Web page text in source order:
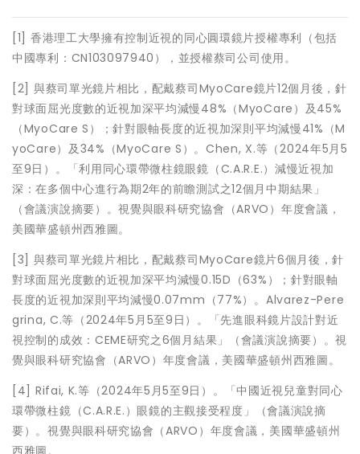
[1] 香港理工大學擁有控制近視的同心圓環鏡片授權專利（包括
中國專利：CN103097940），並授權蔡司公司使用。
[2] 與蔡司單光鏡片相比，配戴蔡司MyoCare鏡片12個月後，針
對球面屈光度數的近視加深平均減慢48%（MyoCare）及45%
（MyoCare S）；針對眼軸長度的近視加深則平均減慢41%（M
yoCare）及34%（MyoCare S）。Chen, X.等（2024年5月5
至9日）。「利用同心環帶微柱鏡眼鏡（C.A.R.E.）減慢近視加
深：在多個中心進行為期2年的前瞻測試之12個月中期結果」
（會議演說摘要）。視覺與眼科研究協會（ARVO）年度會議，
美國華盛頓州西雅圖。
[3] 與蔡司單光鏡片相比，配戴蔡司MyoCare鏡片6個月後，針
對球面屈光度數的近視加深平均減慢0.15D（63%）；針對眼軸
長度的近視加深則平均減慢0.07mm（77%）。Alvarez-Pere
grina, C.等（2024年5月5至9日）。「先進眼科鏡片設計對近
視控制的成效：CEME研究之6個月結果」（會議演說摘要）。視
覺與眼科研究協會（ARVO）年度會議，美國華盛頓州西雅圖。
[4] Rifai, K.等（2024年5月5至9日）。「中國近視兒童對同心
環帶微柱鏡（C.A.R.E.）眼鏡的主觀接受程度」（會議演說摘
要）。視覺與眼科研究協會（ARVO）年度會議，美國華盛頓州
西雅圖。